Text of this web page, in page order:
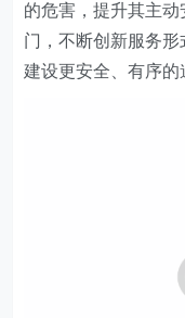
的危害，提升其主
门，不断创新服务
建设更安全、有序的